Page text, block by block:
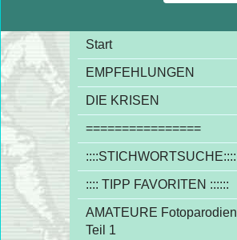
Start
EMPFEHLUNGEN
DIE KRISEN
================
::::STICHWORTSUCHE::::
:::: TIPP FAVORITEN ::::::
AMATEURE Fotoparodien
Teil 1